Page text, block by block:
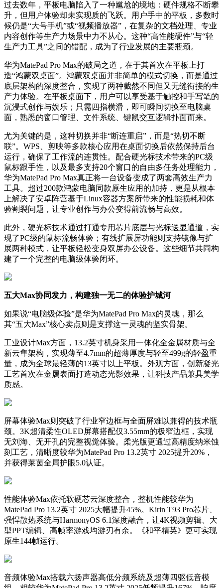
过去数年，平板电脑陷入了一种尴尬的境地：硬件规格不断攀
升，但用户体验却未实现质的飞跃。用户手中的平板，多数时
候仍是“大号手机”或“视频播放器”，在复杂的文档处理、专业
内容创作等生产力场景中力不从心。这种“高性能硬件”与“轻
生产力工具”之间的错配，成为了行业发展的主要瓶颈。
华为MatePad Pro Max的破局之道，在于其首次在平板上打
造“鸿蒙双桌面”。鸿蒙双桌面并非简单的模式切换，而是通过
底层架构的深度整合，实现了两种截然不同但又无缝衔接的生
产力体验。在平板桌面下，用户可以享受基于触控和手写笔的
沉浸式创作与娱乐；只需四指横滑，即可瞬间切换至电脑桌
面，熟悉的窗口管理、文件系统、键鼠交互逻辑扑面而来。
尤为关键的是，这种切换并非“断连重启”，而是“热切不断
联”。WPS、剪映等多款核心应用在桌面切换后依然保持后台
运行，确保了工作流的连贯性。配合硬光标技术带来的PC级
鼠标跟手性，以及最多支持20个窗口的自由多任务处理能力，
华为MatePad Pro Max真正将一台设备变成了两套高效生产力
工具。超过200款鸿蒙电脑同款原生应用的加持，更是从根本
上解决了安卓阵营基于Linux容器方案所带来的性能损耗和体
验割裂问题，让专业创作与办公变得前流畅与高效。
此外，硬光标技术通过打通专用芯片底层与光标送显通道，实
现了PC级的鼠标流畅体验；有线扩展屏功能则支持镜像与扩
展两种模式，让平板轻松变身双屏办公设备。这些细节共同构
建了一个完整的电脑级体验闭环。
五大Max协同发力，构建独一无二的体验护城河
如果说“电脑级体验”是华为MatePad Pro Max的灵魂，那么
其“五大Max”核心卖点则是支撑这一灵魂的坚实骨架。
工业设计Max方面，13.2英寸机身采用一体化全金属材质与全
新云隼架构，实现薄至4.7mm的超薄厚度与轻至499g的轻盈重
量，成为全球最轻薄的13英寸以上平板。外观方面，创新凝光
工艺首次在金属表面打造动态光影效果，让科技产品兼具美学
质感。
屏幕体验Max则突破了行业窄边框与全面屏难以兼得的技术瓶
颈。3K超清柔性OLED屏幕搭配仅3.55mm的极窄边框，实现
无刘海、无开孔的完整视觉体验。柔光版更通过高精度纳米蚀
刻工艺，清晰度较华为MatePad Pro 13.2英寸 2025提升20%，
并获得莱茵全局护眼5.0认证。
性能体验Max依托软硬芯云深度整合，整机性能较华为
MatePad Pro 13.2英寸 2025大幅提升45%。Kirin T93 Pro芯片、
强悍散热系统与HarmonyOS 6.1深度融合，让4K视频剪辑、大
型PPT编辑、高帧率游戏均游刃有余。《和平精英》更可实现
原生144帧运行。
音频体验Max搭载六扬声器高低分频系统及超薄四驱低音模